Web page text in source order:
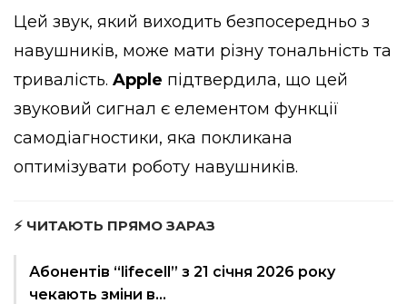
Цей звук, який виходить безпосередньо з
навушників, може мати різну тональність та
тривалість. Apple підтвердила, що цей
звуковий сигнал є елементом функції
самодіагностики, яка покликана
оптимізувати роботу навушників.
⚡ ЧИТАЮТЬ ПРЯМО ЗАРАЗ
Абонентів “lifecell” з 21 січня 2026 року
чекають зміни в…